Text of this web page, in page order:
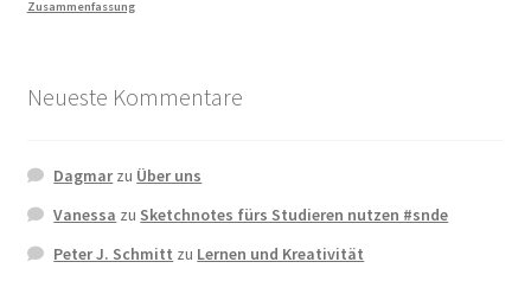
Zusammenfassung
Neueste Kommentare
Dagmarzu Über uns
Vanessa zu Sketchnotes fürs Studieren nutzen #snde
Peter J. Schmitt zu Lernen und Kreativität